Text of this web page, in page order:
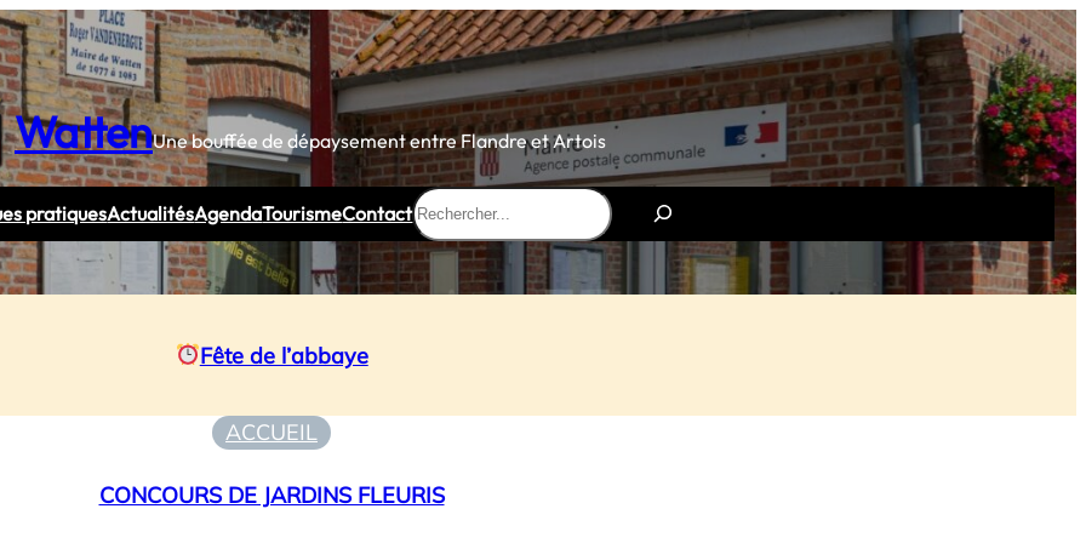
WattenUne bouffée de dépaysement entre Flandre et Artois
pratiquesActualitésAgendaTourismeContact
Rechercher
Fête de l’abbaye
ACCUEIL
CONCOURS DE JARDINS FLEURIS